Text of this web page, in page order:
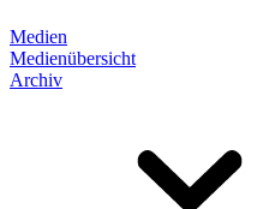
Medien
Medienübersicht
Archiv